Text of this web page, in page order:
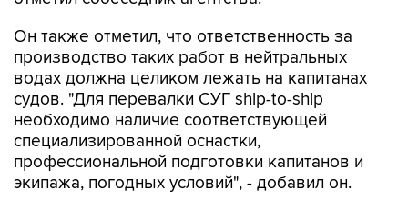
Он также отметил, что ответственность за
производство таких работ в нейтральных
водах должна целиком лежать на капитанах
судов. "Для перевалки СУГ ship-to-ship
необходимо наличие соответствующей
специализированной оснастки,
профессиональной подготовки капитанов и
экипажа, погодных условий", - добавил он.